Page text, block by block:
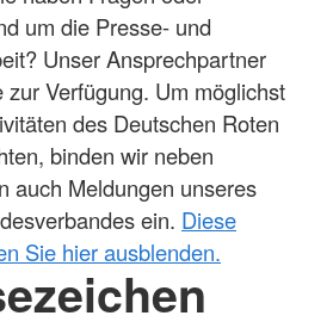
um die Presse- und
Unser Ansprechpartner
Verfügung. Um möglichst
des Deutschen Roten
binden wir neben
auch Meldungen unseres
ein. Diese
Sie hier ausblenden.